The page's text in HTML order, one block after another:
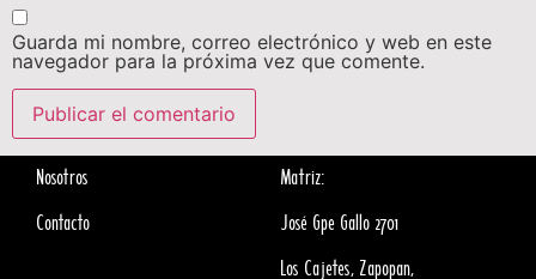
Guarda mi nombre, correo electrónico y web en este
navegador para la próxima vez que comente.
Nosotros
Contacto
Matriz:
José Gpe Gallo 2701
Los Cajetes, Zapopan,